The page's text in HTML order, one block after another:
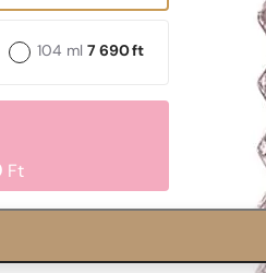
7 690ft
104 ml
Ft